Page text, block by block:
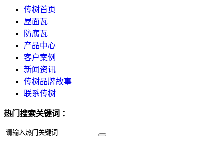
传树首页
屋面瓦
防腐瓦
产品中心
客户案例
新闻资讯
传树品牌故事
联系传树
热门搜索关键词 ：